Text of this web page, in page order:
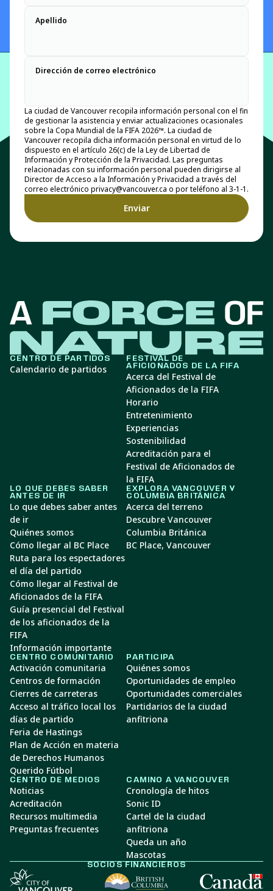
Apellido
Dirección de correo electrónico
La ciudad de Vancouver recopila información personal con el fin
de gestionar la asistencia y enviar actualizaciones ocasionales
sobre la Copa Mundial de la FIFA 2026™. La ciudad de
Vancouver recopila dicha información personal en virtud de lo
dispuesto en el artículo 26(c) de la Ley de Libertad de
Información y Protección de la Privacidad. Las preguntas
relacionadas con su información personal pueden dirigirse al
Director de Acceso a la Información y Privacidad a través del
correo electrónico privacy@vancouver.ca o por teléfono al 3-1-1.
CENTRO DE PARTIDOS
Calendario de partidos
FESTIVAL DE
AFICIONADOS DE LA FIFA
Acerca del Festival de
Aficionados de la FIFA
Horario
Entretenimiento
Experiencias
Sostenibilidad
Acreditación para el
Festival de Aficionados de
la FIFA
LO QUE DEBES SABER
ANTES DE IR
Lo que debes saber antes
de ir
Quiénes somos
Cómo llegar al BC Place
Ruta para los espectadores
el día del partido
Cómo llegar al Festival de
Aficionados de la FIFA
Guía presencial del Festival
de los aficionados de la
FIFA
Información importante
EXPLORA VANCOUVER Y
COLUMBIA BRITÁNICA
Acerca del terreno
Descubre Vancouver
Columbia Británica
BC Place, Vancouver
CENTRO COMUNITARIO
Activación comunitaria
Centros de formación
Cierres de carreteras
Acceso al tráfico local los
días de partido
Feria de Hastings
Plan de Acción en materia
de Derechos Humanos
Querido Fútbol
PARTICIPA
Quiénes somos
Oportunidades de empleo
Oportunidades comerciales
Partidarios de la ciudad
anfitriona
CENTRO DE MEDIOS
Noticias
Acreditación
Recursos multimedia
Preguntas frecuentes
CAMINO A VANCOUVER
Cronología de hitos
Sonic ID
Cartel de la ciudad
anfitriona
Queda un año
Mascotas
SOCIOS FINANCIEROS